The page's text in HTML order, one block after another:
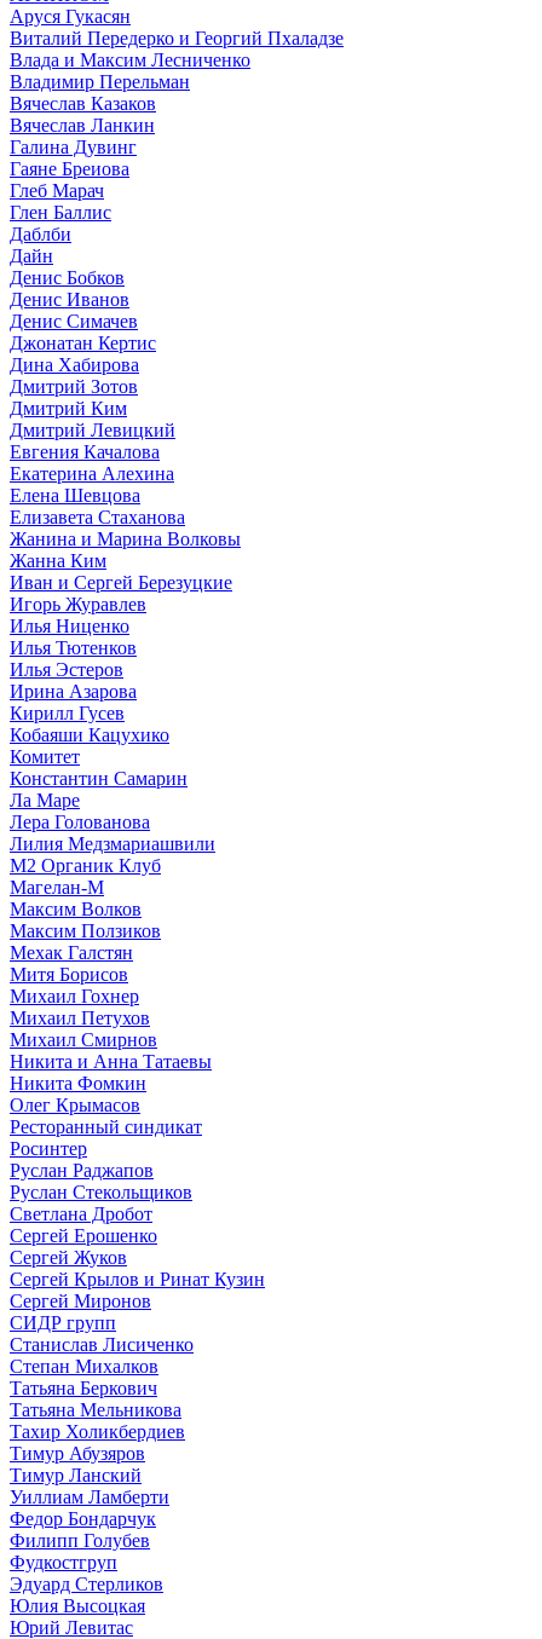
Аруся Гукасян
Виталий Передерко и Георгий Пхаладзе
Влада и Максим Лесниченко
Владимир Перельман
Вячеслав Казаков
Вячеслав Ланкин
Галина Дувинг
Гаяне Бреиова
Глеб Марач
Глен Баллис
Даблби
Дайн
Денис Бобков
Денис Иванов
Денис Симачев
Джонатан Кертис
Дина Хабирова
Дмитрий Зотов
Дмитрий Ким
Дмитрий Левицкий
Евгения Качалова
Екатерина Алехина
Елена Шевцова
Елизавета Стаханова
Жанина и Марина Волковы
Жанна Ким
Иван и Сергей Березуцкие
Игорь Журавлев
Илья Ниценко
Илья Тютенков
Илья Эстеров
Ирина Азарова
Кирилл Гусев
Кобаяши Кацухико
Комитет
Константин Самарин
Ла Маре
Лера Голованова
Лилия Медзмариашвили
М2 Органик Клуб
Магелан-М
Максим Волков
Максим Ползиков
Мехак Галстян
Митя Борисов
Михаил Гохнер
Михаил Петухов
Михаил Смирнов
Никита и Анна Татаевы
Никита Фомкин
Олег Крымасов
Ресторанный синдикат
Росинтер
Руслан Раджапов
Руслан Стекольщиков
Светлана Дробот
Сергей Ерошенко
Сергей Жуков
Сергей Крылов и Ринат Кузин
Сергей Миронов
СИДР групп
Станислав Лисиченко
Степан Михалков
Татьяна Беркович
Татьяна Мельникова
Тахир Холикбердиев
Тимур Абузяров
Тимур Ланский
Уиллиам Ламберти
Федор Бондарчук
Филипп Голубев
Фудкостгруп
Эдуард Стерликов
Юлия Высоцкая
Юрий Левитас